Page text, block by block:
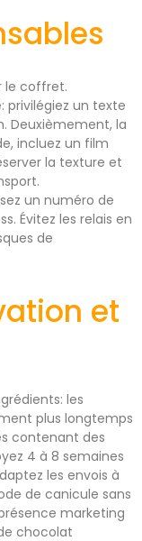
le coffret.
privilégiez un texte
Deuxièmement, la
incluez un film
la texture et
un numéro de
Évitez les relais en
de
et
les
plus longtemps
contenant des
4 à 8 semaines
les envois à
de canicule sans
marketing
chocolat